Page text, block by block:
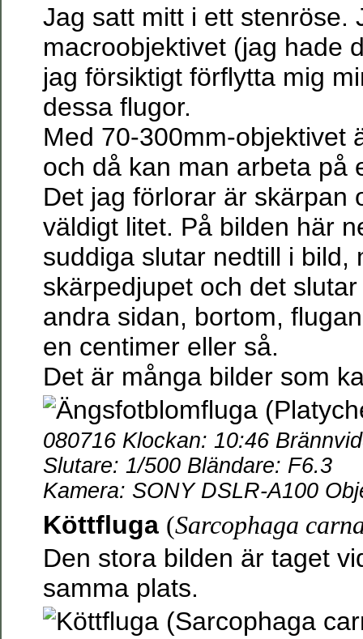
Jag satt mitt i ett stenröse.
macroobjektivet (jag hade
jag försiktigt förflytta mig
dessa flugor.
Med 70-300mm-objektivet
och då kan man arbeta på
Det jag förlorar är skärpan
väldigt litet. På bilden här
suddiga slutar nedtill i bild,
skärpedjupet och det
andra sidan, bortom,
en centimer eller så.
Det är många bilder som
080716 Klockan: 10:46
Slutare: 1/500 Bländare: F6.3
Kamera: SONY DSLR-A100
Köttfluga (Sarcophaga
Den stora bilden är taget
samma plats.